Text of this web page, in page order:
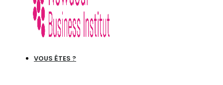
VOUS ÊTES ?